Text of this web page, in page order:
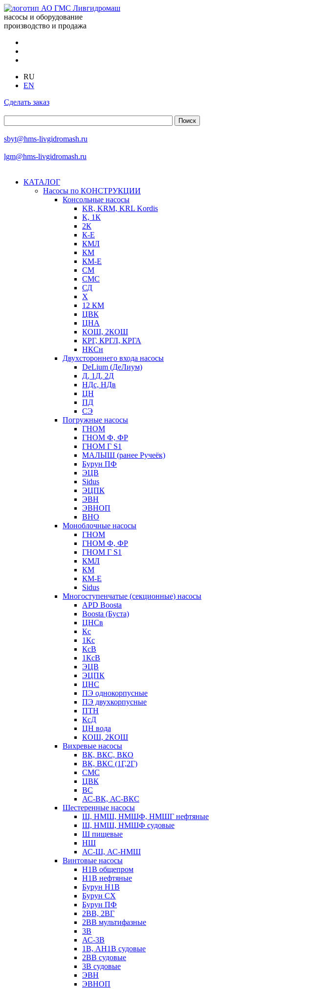
насосы и оборудование
производство и продажа
RU
EN
Сделать заказ
sbyt@hms-livgidromash.ru
lgm@hms-livgidromash.ru
КАТАЛОГ
Насосы по КОНСТРУКЦИИ
Консольные насосы
KR, KRM, KRL Kordis
К, 1К
2К
К-Е
КМЛ
КМ
КМ-Е
СМ
СМС
СД
Х
12 КМ
ЦВК
ЦНА
КОШ, 2КОШ
КРГ, КРГЛ, КРГА
НКСн
Двухстороннего входа насосы
DeLium (ДеЛиум)
Д, 1Д, 2Д
НДс, НДв
ЦН
ПД
СЭ
Погружные насосы
ГНОМ
ГНОМ Ф, ФР
ГНОМ Г S1
МАЛЫШ (ранее Ручеёк)
Бурун ПФ
ЭЦВ
Sidus
ЭЦПК
ЭВН
ЭВНОП
ВНО
Моноблочные насосы
ГНОМ
ГНОМ Ф, ФР
ГНОМ Г S1
КМЛ
КМ
КМ-Е
Sidus
Многоступенчатые (секционные) насосы
APD Boosta
Boosta (Буста)
ЦНСв
Кс
1Кс
КсВ
1КсВ
ЭЦВ
ЭЦПК
ЦНС
ПЭ однокорпусные
ПЭ двухкорпусные
ПТН
КсД
ЦН вода
КОШ, 2КОШ
Вихревые насосы
ВК, ВКС, ВКО
ВК, ВКС (1Г,2Г)
СМС
ЦВК
ВС
АС-ВК, АС-ВКС
Шестеренные насосы
Ш, НМШ, НМШФ, НМШГ нефтяные
Ш, НМШ, НМШФ судовые
Ш пищевые
НШ
АС-Ш, АС-НМШ
Винтовые насосы
Н1В общепром
Н1В нефтяные
Бурун Н1В
Бурун СХ
Бурун ПФ
2ВВ, 2ВГ
2ВВ мультифазные
3В
АС-3В
1В, АН1В судовые
2ВВ судовые
3В судовые
ЭВН
ЭВНОП